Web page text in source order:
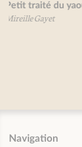
Navigation